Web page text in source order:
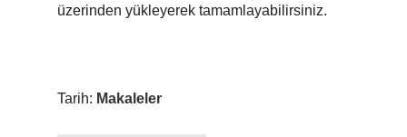
üzerinden yükleyerek tamamlayabilirsiniz.
Tarih: Makaleler